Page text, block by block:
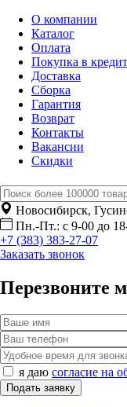
О компании
Каталог
Оплата
Покупка в кредит
Доставка
Сборка
Гарантия
Возврат
Контакты
Вакансии
Скидки
Новосибирск,
Пн.-Пт.: с 9-00 до
+7 (383) 383-27-07
Заказать звонок
Перезвоните
я даю согласие на